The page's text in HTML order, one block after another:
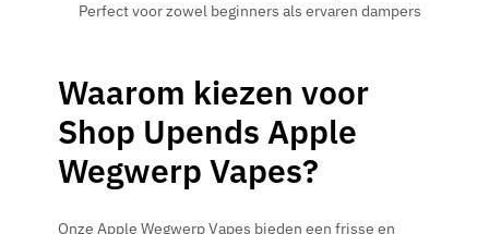
Perfect voor zowel beginners als ervaren dampers
Waarom kiezen voor
Shop Upends Apple
Wegwerp Vapes?
Onze Apple Wegwerp Vapes bieden een frisse en